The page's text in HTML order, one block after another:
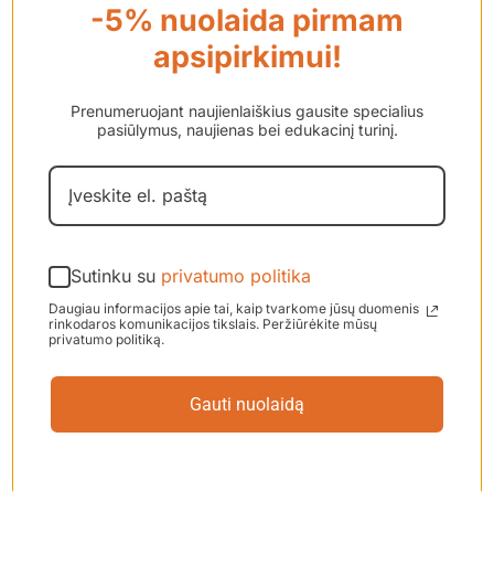
Mikrofono filtrai
garso procesoriui
vnt.)
-5% nuolaida pirmam
apsipirkimui!
Prenumeruojant naujienlaiškius gausite specialius
pasiūlymus, naujienas bei edukacinį turinį.
Sutinku su privatumo politika
Daugiau informacijos apie tai, kaip tvarkome jūsų duomenis
rinkodaros komunikacijos tikslais. Peržiūrėkite mūsų
privatumo politiką.
Gauti nuolaidą